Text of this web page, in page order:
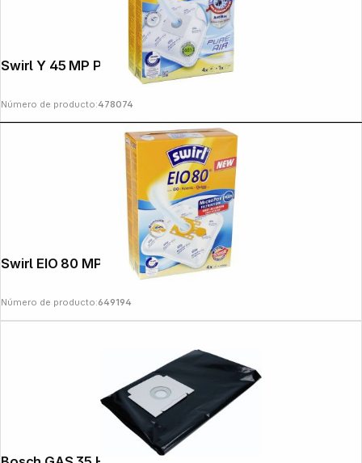
Swirl Y 45 MP Plus
Número de producto:478074
Swirl EIO 80 MP Plus AirSpace
Número de producto:649194